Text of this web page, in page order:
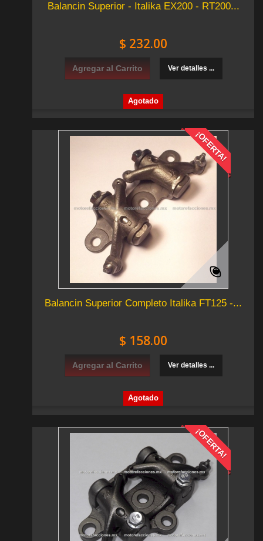
Balancin Superior - Italika EX200 - RT200...
$ 232.00
Agregar al Carrito Ver detalles ...
Agotado
¡OFERTA!
Balancin Superior Completo Italika FT125 -...
$ 158.00
Agregar al Carrito Ver detalles ...
Agotado
¡OFERTA!